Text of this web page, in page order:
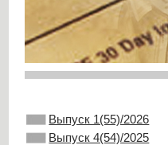
Выпуск 1(55)/2026
Выпуск 4(54)/2025